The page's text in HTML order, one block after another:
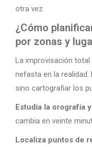
otra vez.
¿Cómo
por zonas y
La improvisación
nefasta en la
sino cartografiar los
Estudia la orografía
cambia en veinte
Localiza puntos de